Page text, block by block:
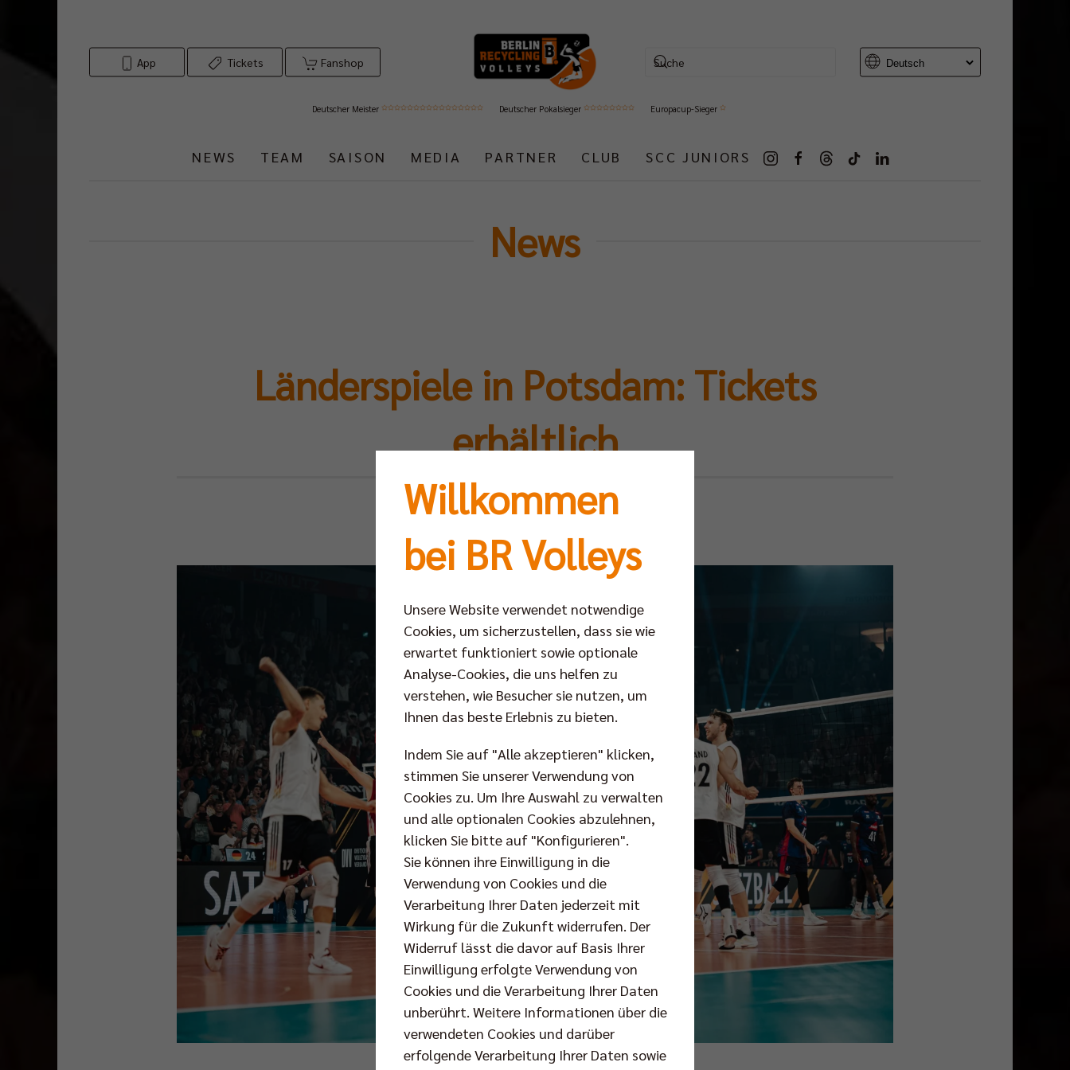
App Tickets Fanshop
Deutscher Meister Deutscher Pokalsieger Europacup-Sieger
NEWS TEAM SAISON MEDIA PARTNER CLUB SCC JUNIORS
News
Länderspiele in Potsdam: Tickets
erhältlich
Fr 12.06.2026
Foto: Justus Stegemann
Willkommen
bei BR Volleys
Unsere Website verwendet notwendige
Cookies, um sicherzustellen, dass sie wie
erwartet funktioniert sowie optionale
Analyse-Cookies, die uns helfen zu
verstehen, wie Besucher sie nutzen, um
Ihnen das beste Erlebnis zu bieten.
Indem Sie auf "Alle akzeptieren" klicken,
stimmen Sie unserer Verwendung von
Cookies zu. Um Ihre Auswahl zu verwalten
und alle optionalen Cookies abzulehnen,
klicken Sie bitte auf "Konfigurieren".
Sie können ihre Einwilligung in die
Verwendung von Cookies und die
Verarbeitung Ihrer Daten jederzeit mit
Wirkung für die Zukunft widerrufen. Der
Widerruf lässt die davor auf Basis Ihrer
Einwilligung erfolgte Verwendung von
Cookies und die Verarbeitung Ihrer Daten
unberührt. Weitere Informationen über die
verwendeten Cookies und darüber
erfolgende Verarbeitung Ihrer Daten sowie